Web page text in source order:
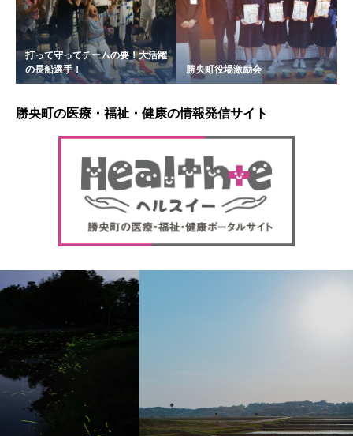
打って守ってチームの要！大活躍
の長船選手！
勝央町役場激励会
勝央町の医療・福祉・健康の情報発信サイト